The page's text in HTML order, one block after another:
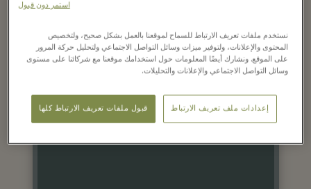
27 يونيو - 7 أغسطس 2026
Up to 50% off
the Village price
نستخدم ملفات تعريف الارتباط للسماح لموقعنا بالعمل بشكل صحيح، ولتخصيص
المحتوى والإعلانات، ولتوفير ميزات وسائل التواصل الاجتماعي ولتحليل حركة المرور
على الموقع. ونشارك أيضًا المعلومات حول استخدامك موقعنا مع شركائنا على مستوى
وسائل التواصل الاجتماعي والإعلانات والتحليلات.
إعدادات ملف تعريف الارتباط قبول ملفات تعريف الارتباط كلها
استمر دون قبول